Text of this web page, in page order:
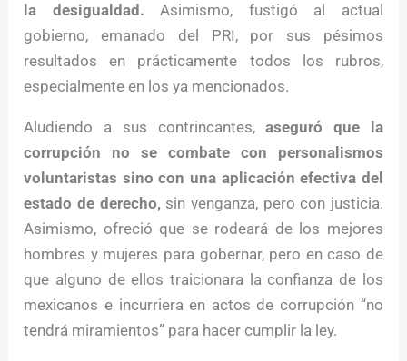
la desigualdad. Asimismo, fustigó al actual
gobierno, emanado del PRI, por sus pésimos
resultados en prácticamente todos los rubros,
especialmente en los ya mencionados.
Aludiendo a sus contrincantes,aseguró que la
corrupción no se combate con personalismos
voluntaristas sino con una aplicación efectiva del
estado de derecho,sin venganza, pero con justicia.
Asimismo, ofreció que se rodeará de los mejores
hombres y mujeres para gobernar, pero en caso de
que alguno de ellos traicionara la confianza de los
mexicanos e incurriera en actos de corrupción “no
tendrá miramientos” para hacer cumplir la ley.